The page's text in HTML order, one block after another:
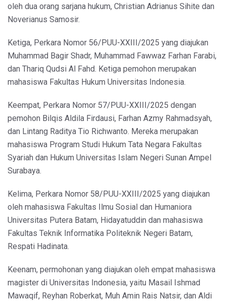
oleh dua orang sarjana hukum, Christian Adrianus Sihite dan
Noverianus Samosir.
Ketiga, Perkara Nomor 56/PUU-XXIII/2025 yang diajukan
Muhammad Bagir Shadr, Muhammad Fawwaz Farhan Farabi,
dan Thariq Qudsi Al Fahd. Ketiga pemohon merupakan
mahasiswa Fakultas Hukum Universitas Indonesia.
Keempat, Perkara Nomor 57/PUU-XXIII/2025 dengan
pemohon Bilqis Aldila Firdausi, Farhan Azmy Rahmadsyah,
dan Lintang Raditya Tio Richwanto. Mereka merupakan
mahasiswa Program Studi Hukum Tata Negara Fakultas
Syariah dan Hukum Universitas Islam Negeri Sunan Ampel
Surabaya.
Kelima, Perkara Nomor 58/PUU-XXIII/2025 yang diajukan
oleh mahasiswa Fakultas Ilmu Sosial dan Humaniora
Universitas Putera Batam, Hidayatuddin dan mahasiswa
Fakultas Teknik Informatika Politeknik Negeri Batam,
Respati Hadinata.
Keenam, permohonan yang diajukan oleh empat mahasiswa
magister di Universitas Indonesia, yaitu Masail Ishmad
Mawaqif, Reyhan Roberkat, Muh Amin Rais Natsir, dan Aldi